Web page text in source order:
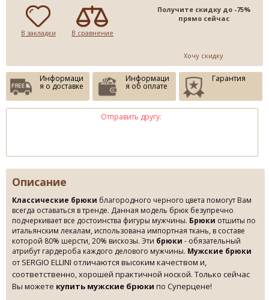
Получите скидку до -75%
прямо сейчас
Хочу скидку
В закладки В сравнение
Информаци
я о доставке
Информаци
я об оплате
Гарантия
Отправить другу:
Описание
Классические брюки благородного черного цвета помогут Вам
всегда оставаться в тренде. Данная модель брюк безупречно
подчеркивает все достоинства фигуры мужчины. Брюки отшиты по
итальянским лекалам, использована импортная ткань, в составе
которой 80% шерсти, 20% вискозы. Эти брюки - обязательный
атрибут гардероба каждого делового мужчины. Мужские брюки
от SERGIO ELLINI отличаются высоким качеством и,
соответственно, хорошей практичной ноской. Только сейчас
Вы можете купить мужские брюки по Суперцене!